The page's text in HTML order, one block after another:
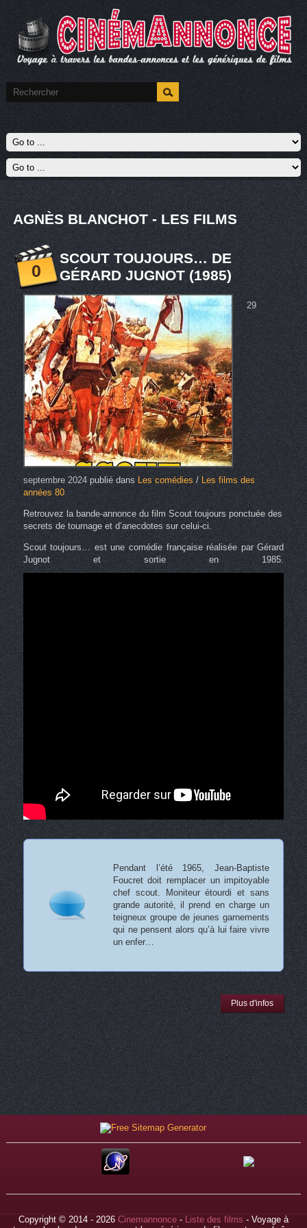
AGNÈS BLANCHOT - LES FILMS
0
SCOUT TOUJOURS… DE
GÉRARD JUGNOT (1985)
29
septembre 2024publié dansLes comédies / Les films des
années 80
Retrouvez la bande-annonce du film Scout toujours ponctuée des
secrets de tournage et d’anecdotes sur celui-ci.
Scout toujours… est une comédie française réalisée par Gérard
Jugnot et sortie en 1985.
Pendant l’été 1965, Jean-Baptiste
Foucret doit remplacer un impitoyable
chef scout. Moniteur étourdi et sans
grande autorité, il prend en charge un
teigneux groupe de jeunes garnements
qui ne pensent alors qu’à lui faire vivre
un enfer…
Plus d'infos
Copyright © 2014 - 2026 Cinemannonce- Liste des films - Voyage à